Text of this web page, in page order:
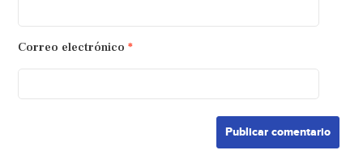
Correo electrónico *